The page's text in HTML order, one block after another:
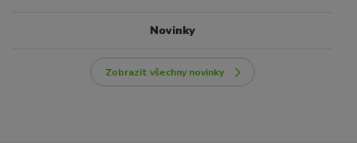
Novinky
Zobrazit všechny novinky